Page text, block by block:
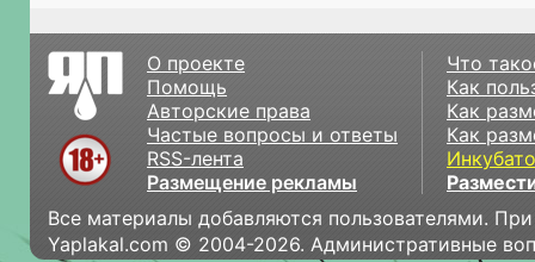
О проекте
Помощь
Авторские права
Частые вопросы и ответы
RSS-лента
Размещение рекламы
Что
Как
Как
Как
Все материалы добавляются пользователями.
Yaplakal.com © 2004-2026. Административные